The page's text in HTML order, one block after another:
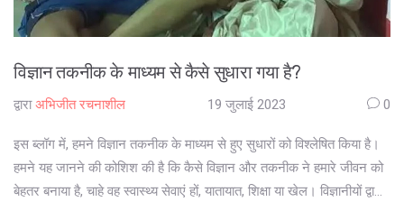
विज्ञान तकनीक के माध्यम से कैसे सुधारा गया है?
द्वारा अभिजीत रचनाशील 19 जुलाई 2023 0
इस ब्लॉग में, हमने विज्ञान तकनीक के माध्यम से हुए सुधारों को विश्लेषित किया है।
हमने यह जानने की कोशिश की है कि कैसे विज्ञान और तकनीक ने हमारे जीवन को
बेहतर बनाया है, चाहे वह स्वास्थ्य सेवाएं हों, यातायात, शिक्षा या खेल। विज्ञानीयों द्वारा